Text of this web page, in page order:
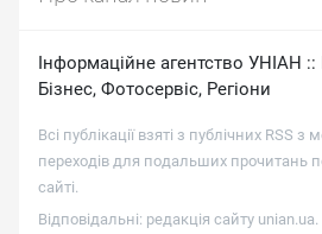
Iнформацiйне агентство УНIАН
Бiзнес, Фотосервiс, Регiони
Всі публікації взяті з публічних RSS з
переходів для подальших прочитань
сайті.
Відповідальні: редакція сайту unian.ua.